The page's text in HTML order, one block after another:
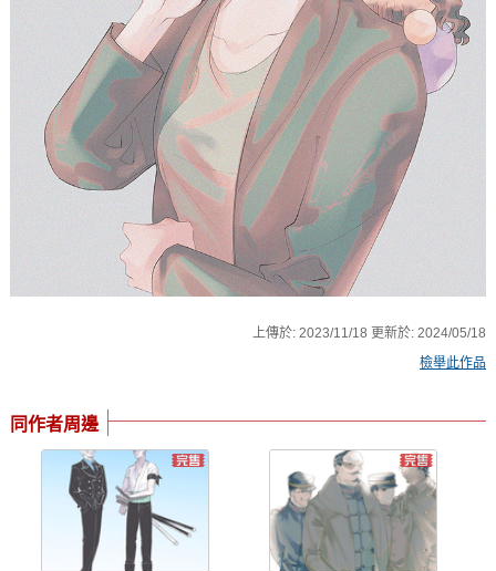
上傳於:2023/11/18 更新於:2024/05/18
檢舉此作品
同作者周邊